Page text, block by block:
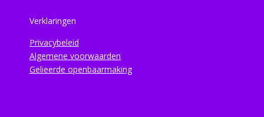
Verklaringen
Privacybeleid
Algemene voorwaarden
Gelieerde openbaarmaking